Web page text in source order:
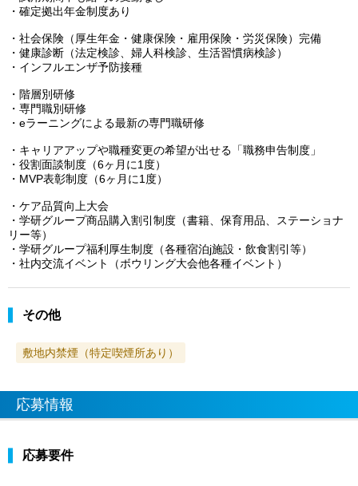
・確定拠出年金制度あり
・社会保険（厚生年金・健康保険・雇用保険・労災保険）完備
・健康診断（法定検診、婦人科検診、生活習慣病検診）
・インフルエンザ予防接種
・階層別研修
・専門職別研修
・eラーニングによる最新の専門職研修
・キャリアアップや職種変更の希望が出せる「職務申告制度」
・役割面談制度（6ヶ月に1度）
・MVP表彰制度（6ヶ月に1度）
・ケア品質向上大会
・学研グループ商品購入割引制度（書籍、保育用品、ステーショナ
リー等）
・学研グループ福利厚生制度（各種宿泊j施設・飲食割引等）
・社内交流イベント（ボウリング大会他各種イベント）
その他
敷地内禁煙（特定喫煙所あり）
応募情報
応募要件